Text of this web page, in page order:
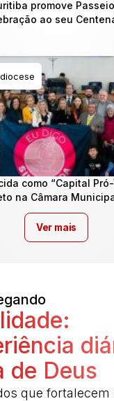
promove
ao seu
como “Capital
na Câmara
Ver mais
de Deus
que fortalecem